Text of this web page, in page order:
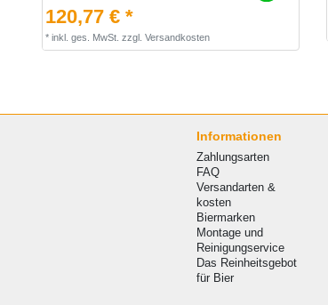
120,77 € *
* inkl. ges. MwSt. zzgl. Versandkosten
Informationen
Zahlungsarten
FAQ
Versandarten &
kosten
Biermarken
Montage und
Reinigungservice
Das Reinheitsgebot
für Bier